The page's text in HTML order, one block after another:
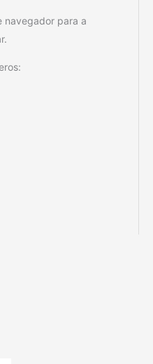
navegador para a